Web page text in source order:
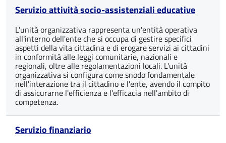
Servizio attività socio-assistenziali educative
L'unità organizzativa rappresenta un'entità operativa
all'interno dell'ente che si occupa di gestire specifici
aspetti della vita cittadina e di erogare servizi ai cittadini
in conformità alle leggi comunitarie, nazionali e
regionali, oltre alle regolamentazioni locali. L'unità
organizzativa si configura come snodo fondamentale
nell'interazione tra il cittadino e l'ente, avendo il compito
di assicurarne l'efficienza e l'efficacia nell'ambito di
competenza.
Servizio finanziario